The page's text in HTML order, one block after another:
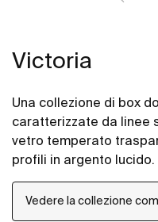
Victoria
Una collezione di box
caratterizzate da linee
vetro temperato
profili in argento lucido.
Vedere la collezione